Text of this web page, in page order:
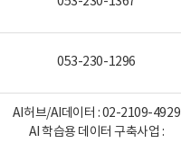
053-230-1296
AI허브/AI데이터 : 02-2109-4929
AI 학습용 데이터 구축사업 :